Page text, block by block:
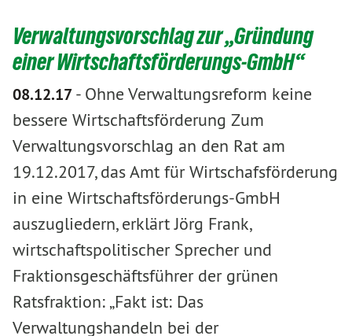
Verwaltungsvorschlag zur „Gründung
einer Wirtschaftsförderungs-GmbH“
08.12.17- Ohne Verwaltungsreform keine
bessere Wirtschaftsförderung Zum
Verwaltungsvorschlag an den Rat am
19.12.2017, das Amt für Wirtschafsförderung
in eine Wirtschaftsförderungs-GmbH
auszugliedern, erklärt Jörg Frank,
wirtschaftspolitischer Sprecher und
Fraktionsgeschäftsführer der grünen
Ratsfraktion: „Fakt ist: Das
Verwaltungshandeln bei der